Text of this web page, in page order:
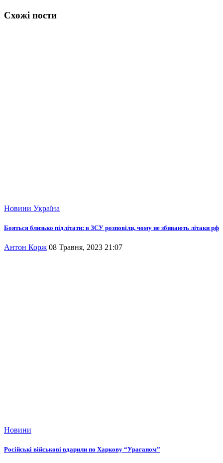
Схожі пости
Новини Україна
Бояться близько підлітати: в ЗСУ розповіли, чому не збивають літаки рф
Антон Корж 08 Травня, 2023 21:07
Новини
Російські військові вдарили по Харкову “Ураганом”